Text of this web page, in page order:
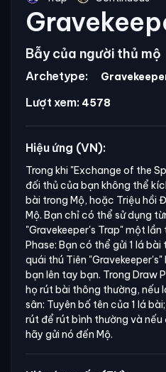
Bẫy của người thủ mộ
Archetype:
Lượt xem: 4578
Hiệu ứng (VN):
Trong khi "Exchange of the
đối thủ của bạn không thể
bài trong Mộ, hoặc Triệu hồi
Mộ. Bạn chỉ có thể sử dụng
"Gravekeeper's Trap"một lần
Phase: Bạn có thể gửi 1 lá bài
quái thú Tiên "Gravekeeper's"
bạn lên tay bạn. Trong Draw
họ rút bài thông thường, nếu
sân: Tuyên bố tên của 1 lá
rút để rút bình thường và nếu
hãy gửi nó đến Mộ.